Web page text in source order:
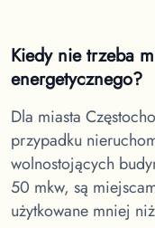
Kiedy nie trzeba
energetycznego?
Dla miasta
przypadku
wolnostojących
50 mkw, są
użytkowane mniej